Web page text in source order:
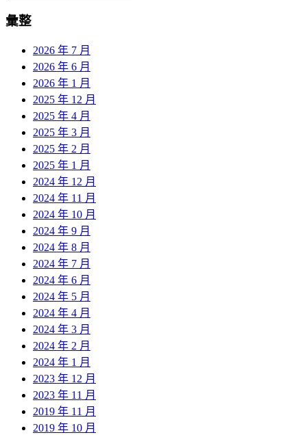
彙整
2026 年 7 月
2026 年 6 月
2026 年 1 月
2025 年 12 月
2025 年 4 月
2025 年 3 月
2025 年 2 月
2025 年 1 月
2024 年 12 月
2024 年 11 月
2024 年 10 月
2024 年 9 月
2024 年 8 月
2024 年 7 月
2024 年 6 月
2024 年 5 月
2024 年 4 月
2024 年 3 月
2024 年 2 月
2024 年 1 月
2023 年 12 月
2023 年 11 月
2019 年 11 月
2019 年 10 月